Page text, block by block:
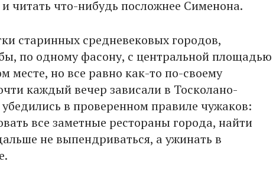
читать что-нибудь посложнее Сименона.
старинных средневековых городов,
по одному фасону, с центральной площадью
месте, но все равно как-то по-своему
каждый вечер зависали в Тосколано-
в проверенном правиле чужаков:
все заметные рестораны города, найти
не выпендриваться, а ужинать в